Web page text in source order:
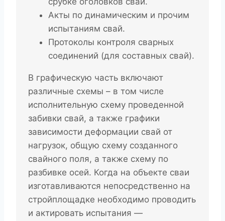
Акты по динамическим и прочим
испытаниям свай.
Протоколы контроля сварных
соединений (для составных свай).
В графическую часть включают
различные схемы – в том числе
исполнительную схему проведенной
забивки свай, а также графики
зависимости деформации свай от
нагрузок, общую схему созданного
свайного поля, а также схему по
разбивке осей. Когда на объекте сваи
изготавливаются непосредственно на
стройплощадке необходимо проводить
и актировать испытания —